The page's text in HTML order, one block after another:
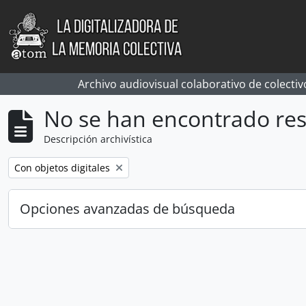
Skip to main content
Archivo audiovisual colaborativo de
No se han encontrado
Descripción archivística
Remove filter:
Con objetos digitales
Opciones avanzadas de búsqueda